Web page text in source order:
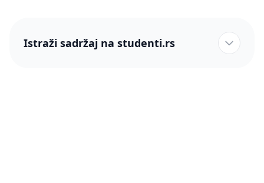
Istraži sadržaj na studenti.rs